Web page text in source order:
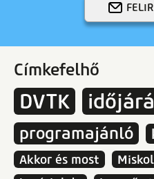
Címkefelhő
DVTK
programajánló
Akkor és most